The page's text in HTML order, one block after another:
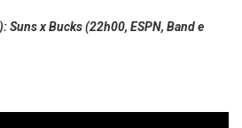
Suns x Bucks (22h00, ESPN, Band e